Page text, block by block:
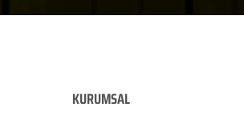
KURUMSAL